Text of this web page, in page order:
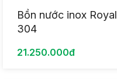
Bồn nước inox
304
21.250.000đ